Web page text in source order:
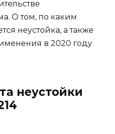
О том, по каким
неустойка, а также
в 2020 году
неустойки